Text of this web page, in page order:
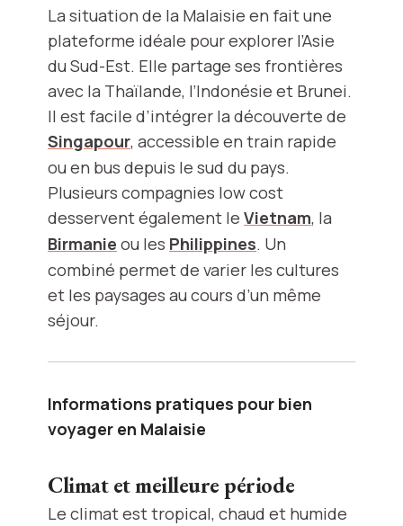
La situation de la Malaisie en fait une
plateforme idéale pour explorer l’Asie
du Sud-Est. Elle partage ses frontières
avec la Thaïlande, l’Indonésie et Brunei.
Il est facile d’intégrer la découverte de
Singapour, accessible en train rapide
ou en bus depuis le sud du pays.
Plusieurs compagnies low cost
desservent également le Vietnam, la
Birmanie ou les Philippines. Un
combiné permet de varier les cultures
et les paysages au cours d’un même
séjour.
Informations pratiques pour bien
voyager en Malaisie
Climat et meilleure période
Le climat est tropical, chaud et humide